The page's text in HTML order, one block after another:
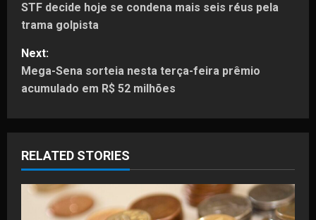
o
s
t
a
v
i
STF decide hoje se condena mais seis réus pela
trama golpista
Next:
Mega-Sena sorteia nesta terça-feira prêmio
acumulado em R$ 52 milhões
RELATED STORIES